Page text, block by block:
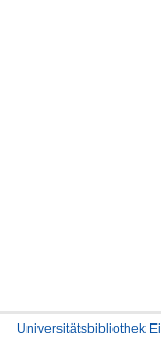
Universitätsbibliothek